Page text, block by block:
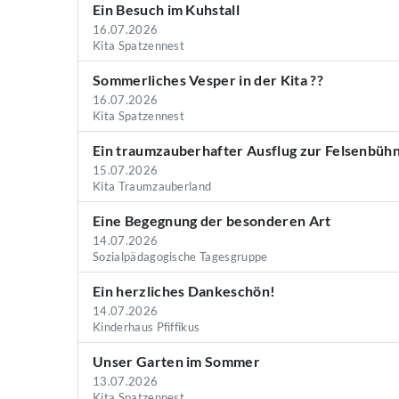
Ein Besuch im Kuhstall
16.07.2026
Kita Spatzennest
Sommerliches Vesper in der Kita ??
16.07.2026
Kita Spatzennest
Ein traumzauberhafter Ausflug zur
15.07.2026
Kita Traumzauberland
Eine Begegnung der besonderen Art
14.07.2026
Sozialpädagogische Tagesgruppe
Ein herzliches Dankeschön!
14.07.2026
Kinderhaus Pfiffikus
Unser Garten im Sommer
13.07.2026